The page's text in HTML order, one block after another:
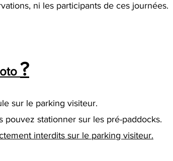
ni les participants de ces journées.
?
sur le parking visiteur.
stationner sur les pré-paddocks.
interdits sur le parking visiteur.